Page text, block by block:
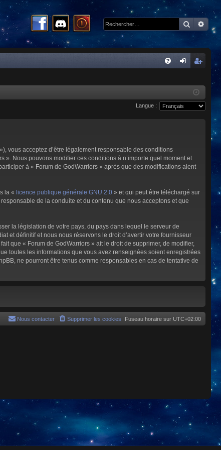
xi
cri
pti
Langue :
vous acceptez d’être légalement responsable des conditions
». Nous pouvons modifier ces conditions à n’importe quel moment et
à « Forum de GodWarriors » après que des modifications aient
la « licence publique générale GNU 2.0 » et qui peut être téléchargé sur
de la conduite et du contenu que nous acceptons et que
la législation de votre pays, du pays dans lequel le serveur de
et définitif et nous nous réservons le droit d’avertir votre fournisseur
que « Forum de GodWarriors » ait le droit de supprimer, de modifier,
toutes les informations que vous avez renseignées soient enregistrées
ne pourront être tenus comme responsables en cas de tentative de
Fuseau horaire sur UTC+02:00
Supprimer les cookies
Nous contacter